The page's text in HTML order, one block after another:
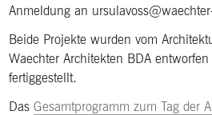
Anmeldung an
Beide Projekte wurden vom
Waechter Architekten BDA
fertiggestellt.
DasGesamtprogramm zum Tag der